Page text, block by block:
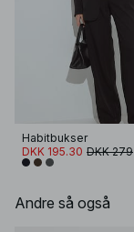
Habitbukser
DKK 195.30 DKK 279
Andre så også